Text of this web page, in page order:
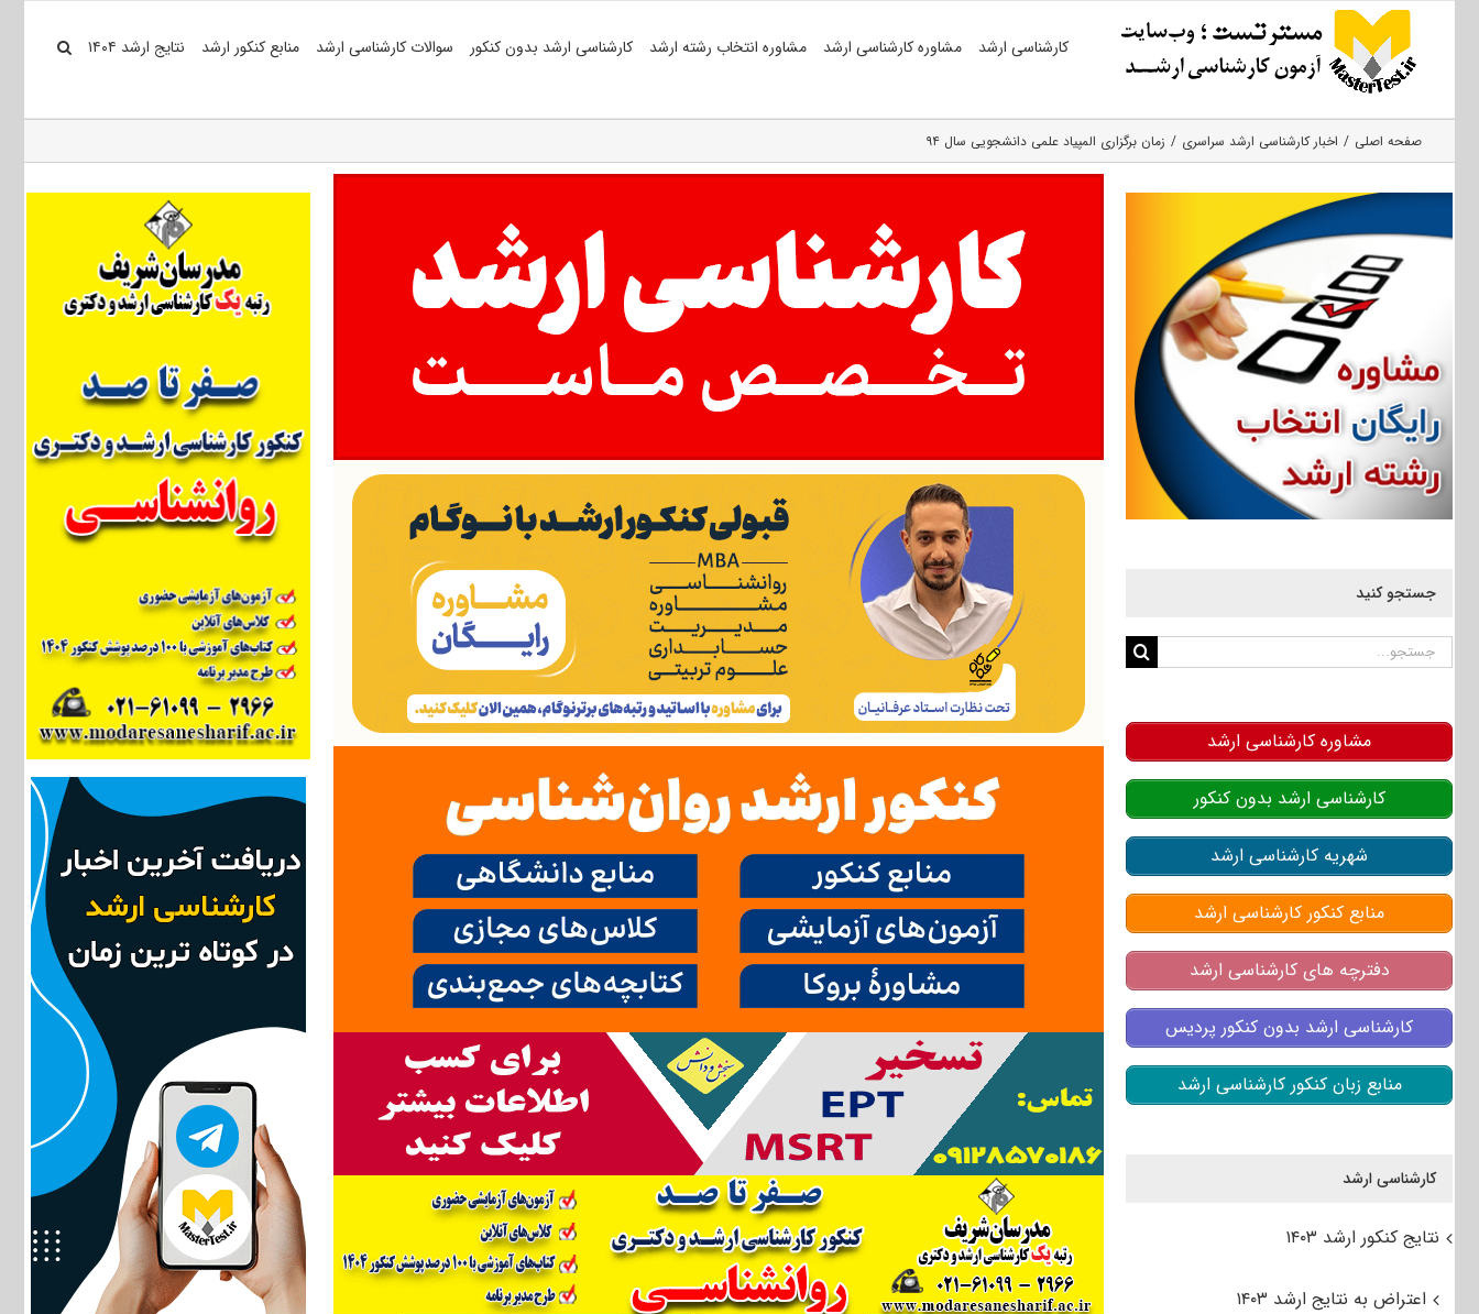
کارشناسی ارشد مشاوره کارشناسی ارشد مشاوره انتخاب رشته ارشد کارشناسی ارشد بدون کنکور سوالات کارشناسی ارشد منابع کنکور ارشد نتایج ارشد ۱۴۰۴
صفحه اصلی اخبار کارشناسی ارشد سراسری زمان برگزاری المپیاد علمی دانشجویی سال ۹۴
جستجو کنید
جستجو
مشاوره کارشناسی ارشد
کارشناسی ارشد بدون کنکور
شهریه کارشناسی ارشد
منابع کنکور کارشناسی ارشد
دفترچه های کارشناسی ارشد
کارشناسی ارشد بدون کنکور پردیس
منابع زبان کنکور کارشناسی ارشد
کارشناسی ارشد
نتایج کنکور ارشد ۱۴۰۳
اعتراض به نتایج ارشد ۱۴۰۳